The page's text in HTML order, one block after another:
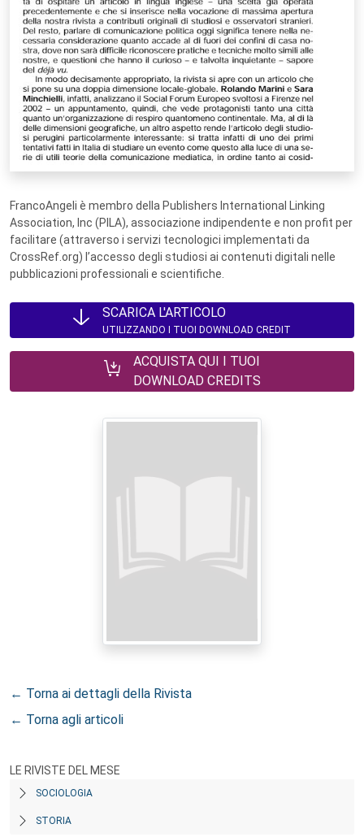
FrancoAngeli è membro della Publishers International Linking
Association, Inc (PILA), associazione indipendente e non profit per
facilitare (attraverso i servizi tecnologici implementati da
CrossRef.org) l’accesso degli studiosi ai contenuti digitali nelle
pubblicazioni professionali e scientifiche.
SCARICA L'ARTICOLO
UTILIZZANDO I TUOI DOWNLOAD CREDIT
ACQUISTA QUI I TUOI
DOWNLOAD CREDITS
← Torna ai dettagli della Rivista
← Torna agli articoli
LE RIVISTE DEL MESE
SOCIOLOGIA
STORIA